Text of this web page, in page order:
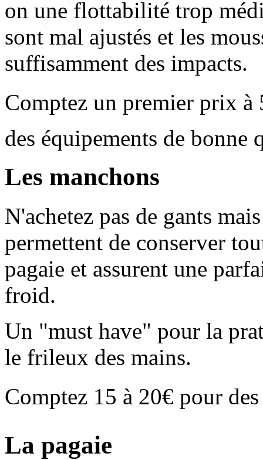
on une flottabilité trop
sont mal ajustés et les
suffisamment des impacts.
Comptez un premier prix à
des équipements de bonne
Les manchons
N'achetez pas de gants
permettent de conserver
pagaie et assurent une
froid.
Un "must have" pour la
le frileux des mains.
Comptez 15 à 20€ pour
La pagaie